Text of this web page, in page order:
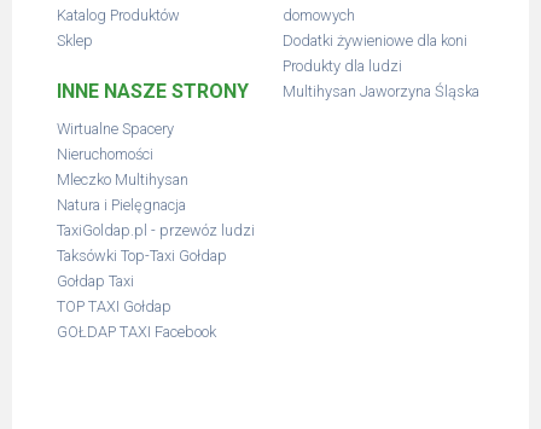
Katalog Produktów
Sklep
INNE NASZE STRONY
Wirtualne Spacery
Nieruchomości
Mleczko Multihysan
Natura i Pielęgnacja
TaxiGoldap.pl - przewóz ludzi
Taksówki Top-Taxi Gołdap
Gołdap Taxi
TOP TAXI Gołdap
GOŁDAP TAXI Facebook
domowych
Dodatki żywieniowe dla koni
Produkty dla ludzi
Multihysan Jaworzyna Śląska